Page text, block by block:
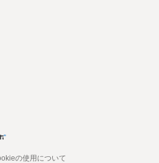
の使用について